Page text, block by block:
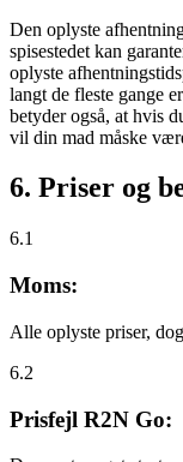
Den oplyste
spisestedet kan
oplyste
langt de fleste gange
betyder også, at hvis
vil din mad måske
6. Priser og
6.1
Moms:
Alle oplyste priser, dog
6.2
Prisfejl R2N Go: